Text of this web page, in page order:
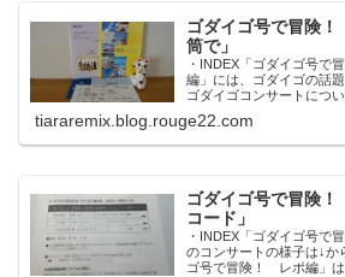
ゴダイゴ号で冒険
筒で」
・INDEX「ゴダイゴ号で
編」には、ゴダイゴの話
ゴダイゴコンサートにつ
採録！ live on 飛鳥Ⅱ(前
飛鳥Ⅱ(後編)パンフレ...
tiararemix.blog.rouge22.com
ゴダイゴ号で冒険
コード」
・INDEX「ゴダイゴ号で
のコンサートの様子は↓か
ゴ号で冒険！ レポ編」